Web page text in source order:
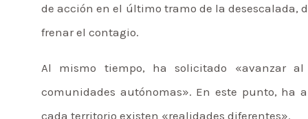
de acción en el último tramo de la
frenar el contagio.
Al mismo tiempo, ha solicitado «avanzar
comunidades autónomas». En este punto, ha
cada territorio existen «realidades diferentes».